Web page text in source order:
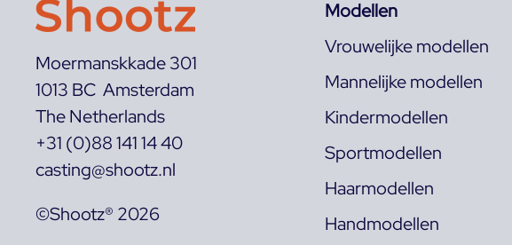
Moermanskkade 301
1013 BC Amsterdam
The Netherlands
+31 (0)88 141 14 40
casting@shootz.nl
©Shootz® 2026
Modellen
Vrouwelijke modellen
Mannelijke modellen
Kindermodellen
Sportmodellen
Haarmodellen
Handmodellen